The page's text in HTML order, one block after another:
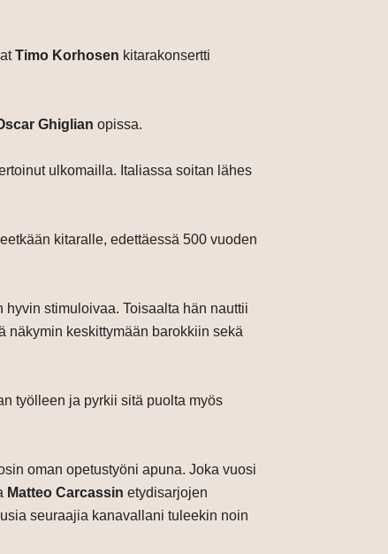
Timo Korhosen kitarakonsertti
Ghiglian opissa.
ulkomailla. Italiassa soitan lähes
kitaralle, edettäessä 500 vuoden
stimuloivaa. Toisaalta hän nauttii
näkymin keskittymään barokkiin sekä
työlleen ja pyrkii sitä puolta myös
oman opetustyöni apuna. Joka vuosi
Matteo Carcassin etydisarjojen
seuraajia kanavallani tuleekin noin